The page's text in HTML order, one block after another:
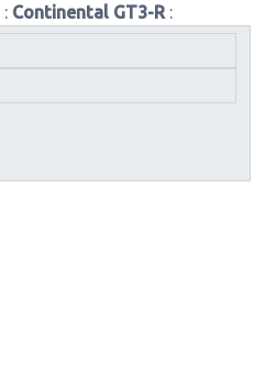
Continental GT3-R :